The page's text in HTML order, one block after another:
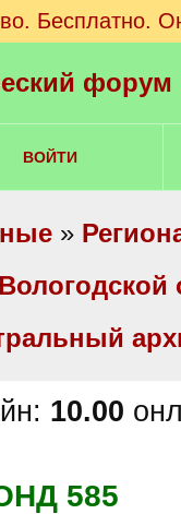
Бесплатно.
ВОЙТИ
»
10.00
585